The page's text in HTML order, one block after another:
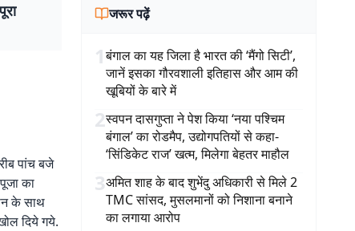
पांच बजे
का
के साथ
दिये गये.
जरूर पढ़ें
1बंगाल का यह जिला है भारत की ‘मैंगो सिटी’,
जानें इसका गौरवशाली इतिहास और आम की
खूबियों के बारे में
2स्वपन दासगुप्ता ने पेश किया ‘नया पश्चिम
बंगाल’ का रोडमैप, उद्योगपतियों से कहा-
‘सिंडिकेट राज’ खत्म, मिलेगा बेहतर माहौल
3अमित शाह के बाद शुभेंदु अधिकारी से मिले 2
TMC सांसद, मुसलमानों को निशाना बनाने
का लगाया आरोप